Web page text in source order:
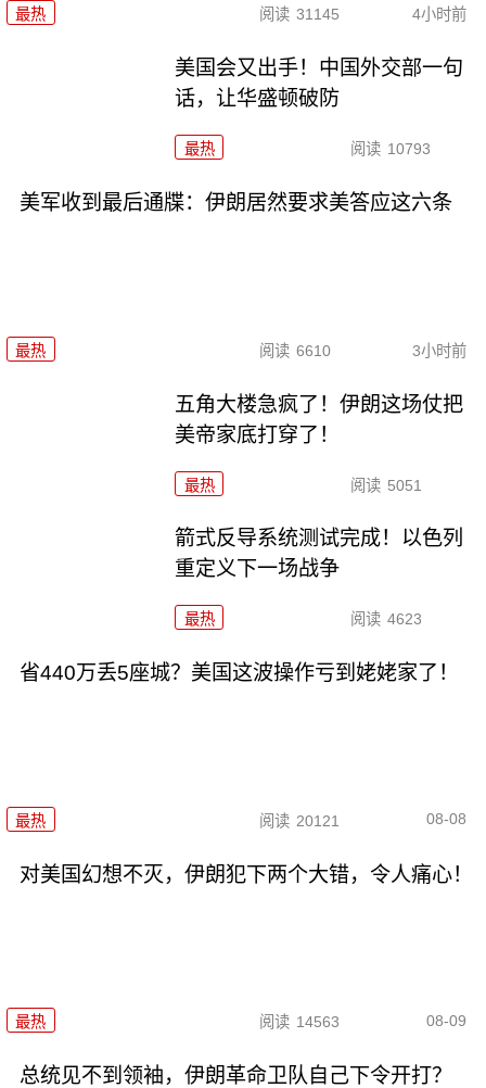
最热 阅读 31145 4小时前
美国会又出手！中国外交部一句
话，让华盛顿破防
最热 阅读 10793
美军收到最后通牒：伊朗居然要求美答应这六条
最热 阅读 6610 3小时前
五角大楼急疯了！伊朗这场仗把
美帝家底打穿了！
最热 阅读 5051
箭式反导系统测试完成！以色列
重定义下一场战争
最热 阅读 4623
省440万丢5座城？美国这波操作亏到姥姥家了！
最热 阅读 20121 08-08
对美国幻想不灭，伊朗犯下两个大错，令人痛心！
最热 阅读 14563 08-09
总统见不到领袖，伊朗革命卫队自己下令开打？